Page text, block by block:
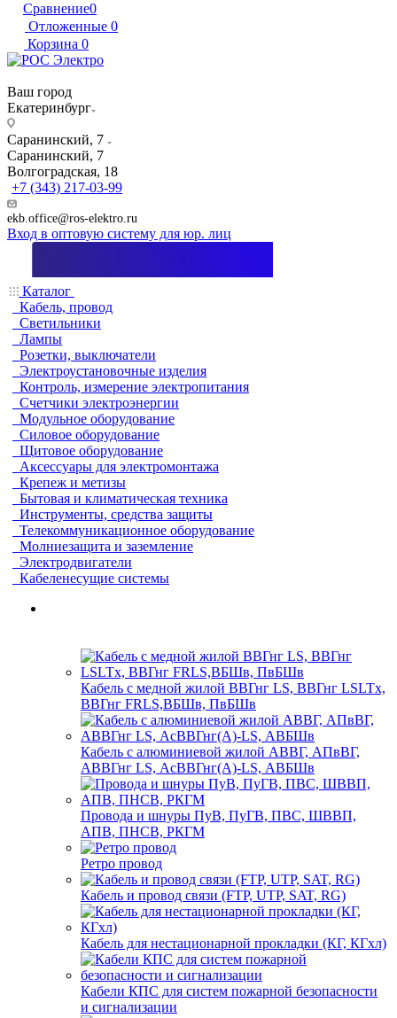
Сравнение0
Отложенные 0
Корзина 0
Ваш город
Екатеринбург
Саранинский, 7
Саранинский, 7
Волгоградская, 18
+7 (343) 217-03-99
ekb.office@ros-elektro.ru
Вход в оптовую систему для юр. лиц
Каталог
Кабель, провод
Светильники
Лампы
Розетки, выключатели
Электроустановочные изделия
Контроль, измерение электропитания
Счетчики электроэнергии
Модульное оборудование
Силовое оборудование
Щитовое оборудование
Аксессуары для электромонтажа
Крепеж и метизы
Бытовая и климатическая техника
Инструменты, средства защиты
Телекоммуникационное оборудование
Молниезащита и заземление
Электродвигатели
Кабеленесущие системы
Кабель с медной жилой ВВГнг LS, ВВГнг LSLTx,
ВВГнг FRLS,ВБШв, ПвБШв
Кабель с алюминиевой жилой АВВГ, АПвВГ,
АВВГнг LS, АсВВГнг(А)-LS, АВБШв
Провода и шнуры ПуВ, ПуГВ, ПВС, ШВВП,
АПВ, ПНСВ, РКГМ
Ретро провод
Кабель и провод связи (FTP, UTP, SAT, RG)
Кабель для нестационарной прокладки (КГ, КГхл)
Кабели КПС для систем пожарной безопасности
и сигнализации